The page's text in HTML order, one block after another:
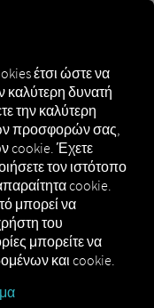
με
RIO, την
έτσι ώστε να
δυνατή
την καλύτερη
προσφορών σας,
cookie. Έχετε
τον ιστότοπο
cookie.
μπορεί να
του
μπορείτε να
και cookie.